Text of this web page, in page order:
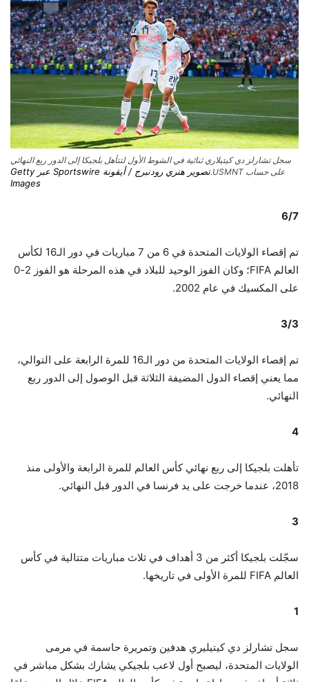
سجل تشارلز دي كيتيلاري ثنائية في الشوط الأول لتتأهل بلجيكا إلى الدور ربع النهائي
على حساب USMNT.
تصوير هنري رودنبرج / أيقونة Sportswire عبر Getty
Images
6/7
تم إقصاء الولايات المتحدة في 6 من 7 مباريات في دور الـ16 لكأس
العالم FIFA؛ وكان الفوز الوحيد للبلاد في هذه المرحلة هو الفوز 2-0
على المكسيك في عام 2002.
3/3
تم إقصاء الولايات المتحدة من دور الـ16 للمرة الرابعة على التوالي،
مما يعني إقصاء الدول المضيفة الثلاثة قبل الوصول إلى الدور ربع
النهائي.
4
تأهلت بلجيكا إلى ربع نهائي كأس العالم للمرة الرابعة والأولى منذ
2018، عندما خرجت على يد فرنسا في الدور قبل النهائي.
3
سجّلت بلجيكا أكثر من 3 أهداف في ثلاث مباريات متتالية في كأس
العالم FIFA للمرة الأولى في تاريخها.
1
سجل تشارلز دي كيتيليري هدفين وتمريرة حاسمة في مرمى
الولايات المتحدة، ليصبح أول لاعب بلجيكي يشارك بشكل مباشر في